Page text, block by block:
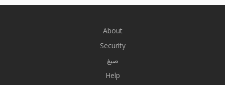
About
Security
صيغ
Help